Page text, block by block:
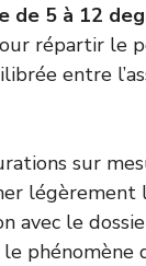
de 5 à 12
répartir le
entre
sur
légèrement
avec le
phénomène